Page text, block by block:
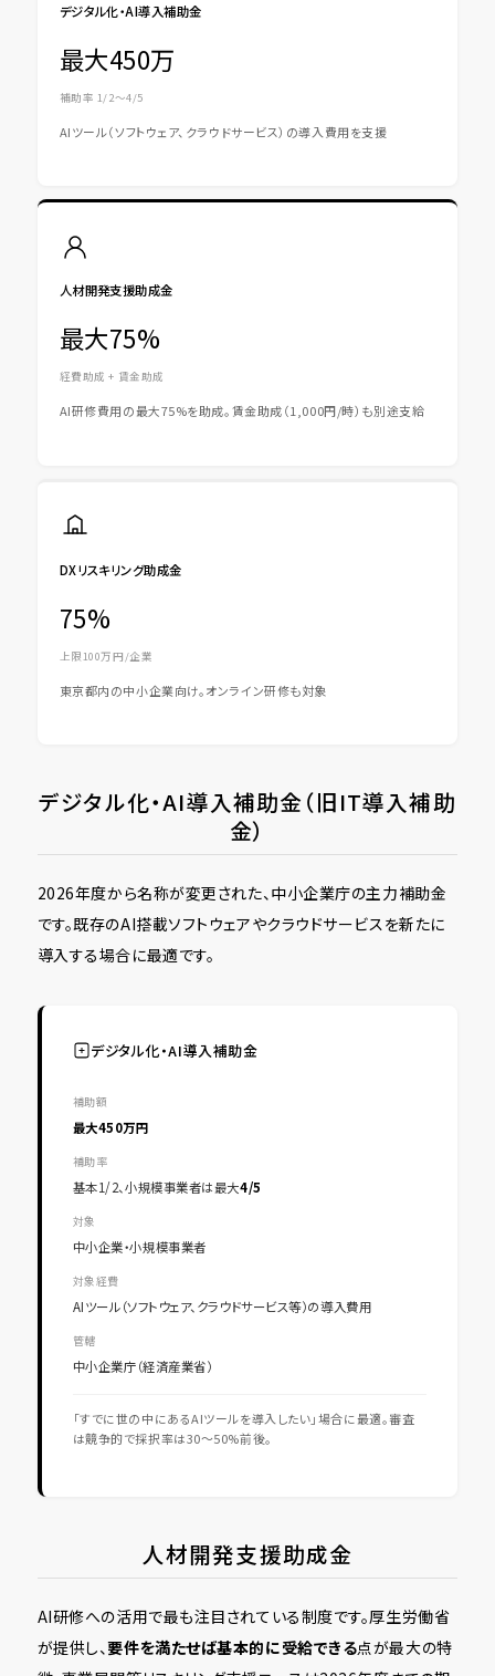
デジタル化・AI導入補助金
最大450万
補助率 1/2〜4/5
AIツール（ソフトウェア、クラウドサービス）の導入費用を支援
人材開発支援助成金
最大75%
経費助成 + 賃金助成
AI研修費用の最大75%を助成。賃金助成（1,000円/時）も別途支給
DXリスキリング助成金
75%
上限100万円/企業
東京都内の中小企業向け。オンライン研修も対象
デジタル化・AI導入補助金（旧IT導入補助
金）
2026年度から名称が変更された、中小企業庁の主力補助金
です。既存のAI搭載ソフトウェアやクラウドサービスを新たに
導入する場合に最適です。
デジタル化・AI導入補助金
補助額
最大450万円
補助率
基本1/2、小規模事業者は最大4/5
対象
中小企業・小規模事業者
対象経費
AIツール（ソフトウェア、クラウドサービス等）の導入費用
管轄
中小企業庁（経済産業省）
「すでに世の中にあるAIツールを導入したい」場合に最適。審査
は競争的で採択率は30〜50%前後。
人材開発支援助成金
AI研修への活用で最も注目されている制度です。厚生労働省
が提供し、要件を満たせば基本的に受給できる点が最大の特